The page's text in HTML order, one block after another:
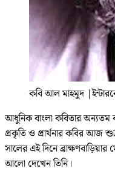
কবি আল মাহমুদ |
আধুনিক বাংলা কবিতার অন্যতম
প্রকৃতি ও প্রার্থনার কবির আজ
সালের এই দিনে
আলো দেখেন তিনি।